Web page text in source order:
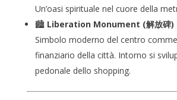
Un’oasi spirituale nel cuore della
🏙️ Liberation Monument (解放碑)
Simbolo moderno del centro
finanziario della città. Intorno si
pedonale dello shopping.